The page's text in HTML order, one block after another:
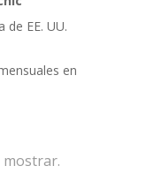
de EE. UU.
en
mostrar.